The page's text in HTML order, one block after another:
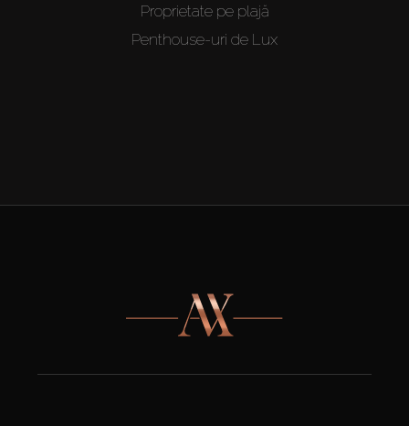
Proprietate pe plajă
Penthouse-uri de Lux